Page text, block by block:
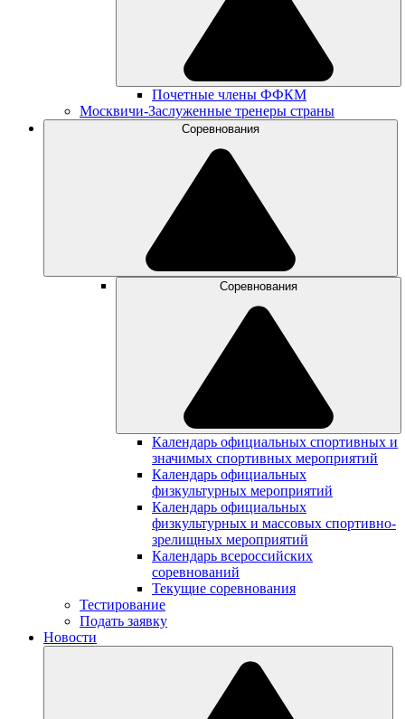
Почетные члены ФФКМ
Москвичи-Заслуженные тренеры страны
Соревнования
Соревнования
Календарь официальных спортивных и
значимых спортивных мероприятий
Календарь официальных
физкультурных мероприятий
Календарь официальных
физкультурных и массовых спортивно-
зрелищных мероприятий
Календарь всероссийских
соревнований
Текущие соревнования
Тестирование
Подать заявку
Новости